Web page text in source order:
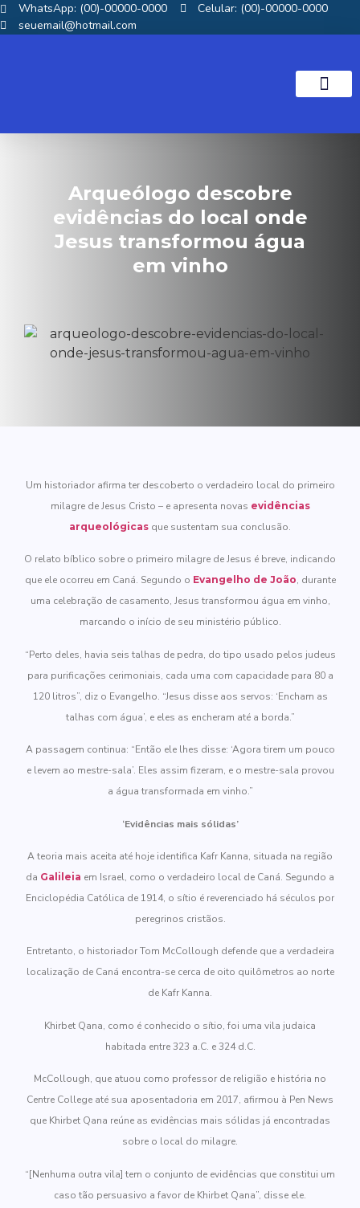
WhatsApp: (00)-00000-0000
Celular: (00)-00000-0000
seuemail@hotmail.com
Arqueólogo descobre
evidências do local onde
Jesus transformou água
em vinho
Um historiador afirma ter descoberto o verdadeiro local do primeiro
milagre de Jesus Cristo – e apresenta novas evidências
arqueológicas que sustentam sua conclusão.
O relato bíblico sobre o primeiro milagre de Jesus é breve, indicando
que ele ocorreu em Caná. Segundo o Evangelho de João, durante
uma celebração de casamento, Jesus transformou água em vinho,
marcando o início de seu ministério público.
“Perto deles, havia seis talhas de pedra, do tipo usado pelos judeus
para purificações cerimoniais, cada uma com capacidade para 80 a
120 litros”, diz o Evangelho. “Jesus disse aos servos: ‘Encham as
talhas com água’, e eles as encheram até a borda.”
A passagem continua: “Então ele lhes disse: ‘Agora tirem um pouco
e levem ao mestre-sala’. Eles assim fizeram, e o mestre-sala provou
a água transformada em vinho.”
‘Evidências mais sólidas’
A teoria mais aceita até hoje identifica Kafr Kanna, situada na região
da Galileia em Israel, como o verdadeiro local de Caná. Segundo a
Enciclopédia Católica de 1914, o sítio é reverenciado há séculos por
peregrinos cristãos.
Entretanto, o historiador Tom McCollough defende que a verdadeira
localização de Caná encontra-se cerca de oito quilômetros ao norte
de Kafr Kanna.
Khirbet Qana, como é conhecido o sítio, foi uma vila judaica
habitada entre 323 a.C. e 324 d.C.
McCollough, que atuou como professor de religião e história no
Centre College até sua aposentadoria em 2017, afirmou à Pen News
que Khirbet Qana reúne as evidências mais sólidas já encontradas
sobre o local do milagre.
“[Nenhuma outra vila] tem o conjunto de evidências que constitui um
caso tão persuasivo a favor de Khirbet Qana”, disse ele.